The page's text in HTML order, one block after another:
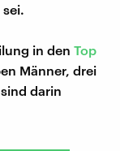
in den Top
Männer, drei
darin